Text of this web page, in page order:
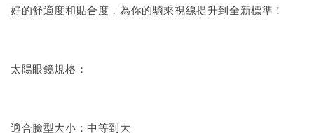
好的舒適度和貼合度，為你的騎乘視線提升到全新標準！
太陽眼鏡規格：
適合臉型大小：中等到大